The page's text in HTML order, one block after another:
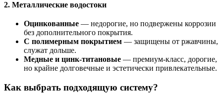
2. Металлические водостоки
Оцинкованные — недорогие, но подвержены коррозии
без дополнительного покрытия.
С полимерным покрытием — защищены от ржавчины,
служат дольше.
Медные и цинк-титановые — премиум-класс, дорогие,
но крайне долговечные и эстетически привлекательные.
Как выбрать подходящую систему?